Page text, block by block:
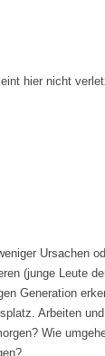
hier nicht
Ursachen
(junge Leute
Generation
Arbeiten
Wie